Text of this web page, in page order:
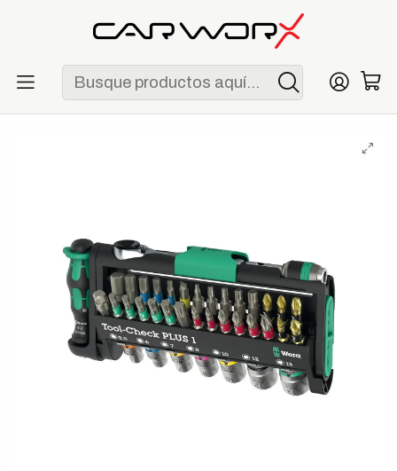
ENVÍO GRATIS POR COMPRAS MAYORES A S/ 250
Juegos de herramientas
Wera Tool-Check Plus 1 - Juego Compacto de Herramientas
de 39 Piezas